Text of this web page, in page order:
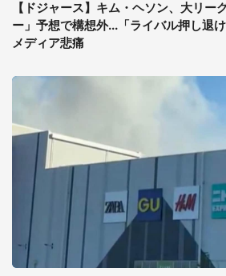
【ドジャース】キム・ヘソン、大リー
ー」予想で構想外...「ライバル押し退
メディア悲痛